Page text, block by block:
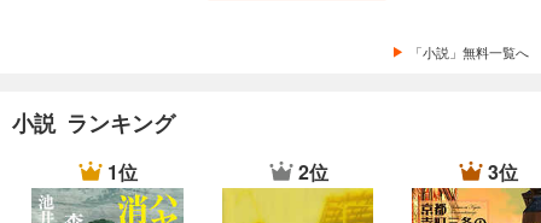
「小説」無料一覧へ
小説 ランキング
1位 2位 3位